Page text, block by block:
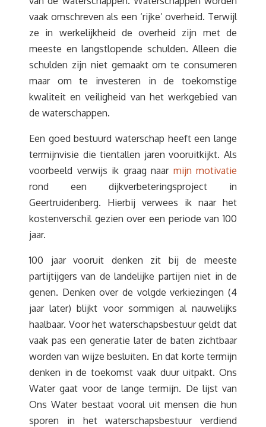
vaak omschreven als een ‘rijke’ overheid. Terwijl
ze in werkelijkheid de overheid zijn met de
meeste en langstlopende schulden. Alleen die
schulden zijn niet gemaakt om te consumeren
maar om te investeren in de toekomstige
kwaliteit en veiligheid van het werkgebied van
de waterschappen.
Een goed bestuurd waterschap heeft een lange
termijnvisie die tientallen jaren vooruitkijkt. Als
voorbeeld verwijs ik graag naar mijn motivatie
rond een dijkverbeteringsproject in
Geertruidenberg. Hierbij verwees ik naar het
kostenverschil gezien over een periode van 100
jaar.
100 jaar vooruit denken zit bij de meeste
partijtijgers van de landelijke partijen niet in de
genen. Denken over de volgde verkiezingen (4
jaar later) blijkt voor sommigen al nauwelijks
haalbaar. Voor het waterschapsbestuur geldt dat
vaak pas een generatie later de baten zichtbaar
worden van wijze besluiten. En dat korte termijn
denken in de toekomst vaak duur uitpakt. Ons
Water gaat voor de lange termijn. De lijst van
Ons Water bestaat vooral uit mensen die hun
sporen in het waterschapsbestuur verdiend